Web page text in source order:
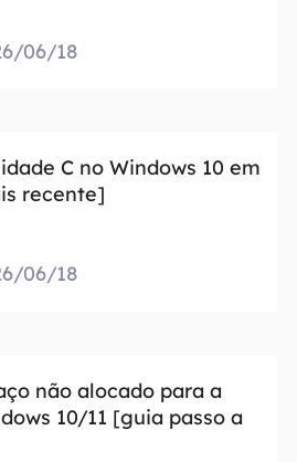
06/18
C no Windows 10 em
recente]
06/18
não alocado para a
10/11 [guia passo a